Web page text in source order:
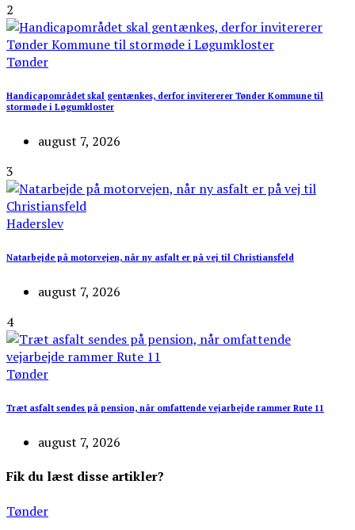
2
Tønder
Handicapområdet skal gentænkes, derfor invitererer Tønder Kommune til
stormøde i Løgumkloster
august 7, 2026
3
Haderslev
Natarbejde på motorvejen, når ny asfalt er på vej til Christiansfeld
august 7, 2026
4
Tønder
Træt asfalt sendes på pension, når omfattende vejarbejde rammer Rute 11
august 7, 2026
Fik du læst disse artikler?
Tønder